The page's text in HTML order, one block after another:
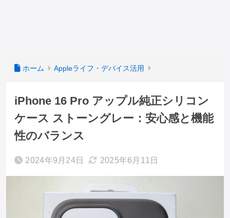
ホーム Appleライフ・デバイス活用
iPhone 16 Pro アップル純正シリコン
ケース ストーングレー：安心感と機能
性のバランス
2024年9月24日 2025年6月11日